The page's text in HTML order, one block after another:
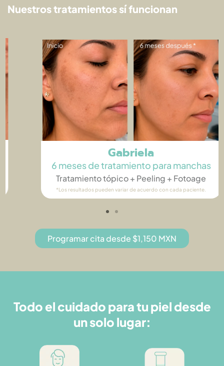
Nuestros tratamientos sí funcionan
Gabriela
6 meses de tratamiento para manchas
Tratamiento tópico + Peeling​ + Fotoage
*Los resultados pueden variar de acuerdo con cada paciente.
Programar cita desde $1,150 MXN
Todo el cuidado para tu piel desde
un solo lugar: